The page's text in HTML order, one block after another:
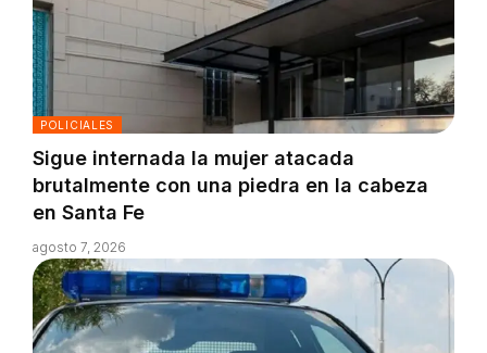
POLICIALES
Sigue internada la mujer atacada
brutalmente con una piedra en la cabeza
en Santa Fe
agosto 7, 2026